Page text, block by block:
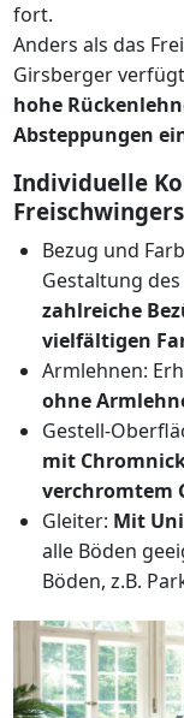
fort.
Anders als das
Girsberger
hohe
Absteppungen
Individuelle
Freischwingers
Bezug und
Gestaltung
zahlreiche
vielfältigen
Armlehnen:
ohne
Gestell-
mit
verchromtem
Gleiter: Mit
alle Böden
Böden, z.B.